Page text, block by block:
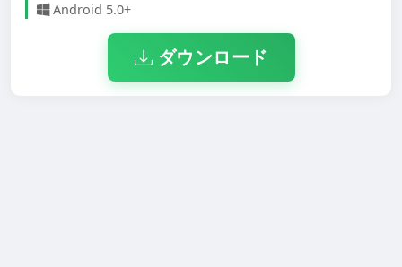
Android 5.0+
ダウンロード